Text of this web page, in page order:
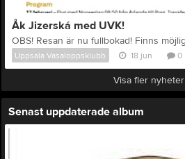
Åk Jizerská med UVK!
Uppsala Vasaloppsklubb 18 jun 0
Visa fler nyheter
Senast uppdaterade album